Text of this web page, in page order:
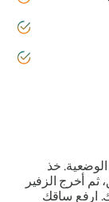
خذ
ثم أخرج الزفير
ارفع ساقك